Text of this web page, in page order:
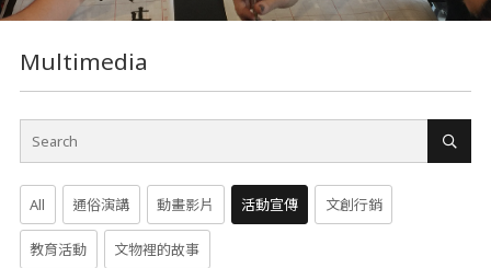
Multimedia
All 通俗演講 動畫影片 活動宣傳 文創行銷
教育活動 文物裡的故事